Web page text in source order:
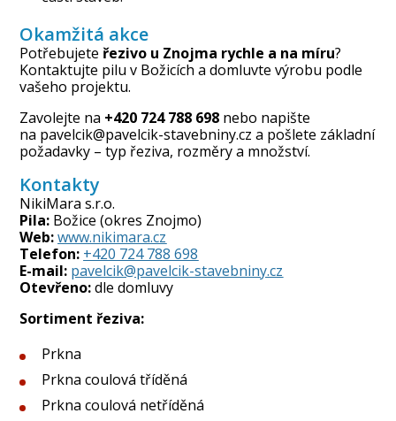
Okamžitá akce
Potřebujete řezivo u Znojma rychle a na míru?
Kontaktujte pilu v Božicích a domluvte výrobu podle
vašeho projektu.
Zavolejte na +420 724 788 698 nebo napište
na pavelcik@pavelcik-stavebniny.cz a pošlete základní
požadavky – typ řeziva, rozměry a množství.
Kontakty
NikiMara s.r.o.
Pila: Božice (okres Znojmo)
Web:www.nikimara.cz
Telefon: +420 724 788 698
E-mail: pavelcik@pavelcik-stavebniny.cz
Otevřeno:dle domluvy
Sortiment řeziva:
Prkna
Prkna coulová tříděná
Prkna coulová netříděná